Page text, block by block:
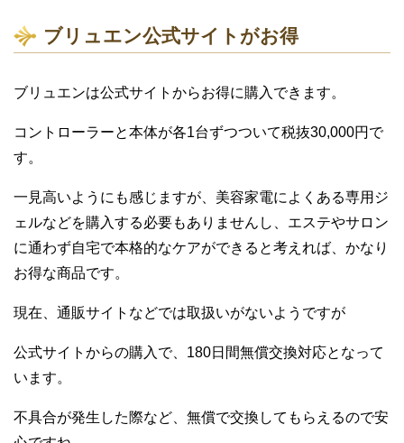
ブリュエン公式サイトがお得
ブリュエンは公式サイトからお得に購入できます。
コントローラーと本体が各1台ずつついて税抜30,000円 で
す。
一見高いようにも感じますが、美容家電によくある専用ジ
ェルなどを購入する必要もありませんし、エステやサロン
に通わず自宅で本格的なケアができると考えれば、かなり
お得な商品です。
現在、通販サイトなどでは取扱いがないようですが
公式サイト からの購入 で、 180日間無償交換対応となって
います。
不具合が発生した際など、無償で交換してもらえるので安